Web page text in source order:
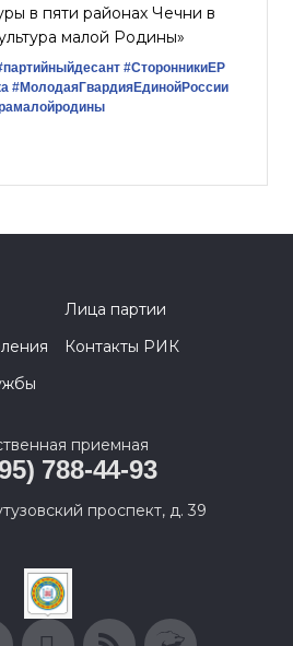
в пяти районах Чечни в
малой Родины»
#СторонникиЕР
#МолодаяГвардияЕдинойРоссии
Лица партии
Контакты РИК
приемная
788-44-93
проспект, д. 39